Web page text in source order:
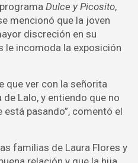
Dulce y Picosito,
mencionó que la joven
discreción en su
le incomoda la exposición
que ver con la señorita
de Lalo, y entiendo que no
pasando”, comentó el
familias de Laura Flores y